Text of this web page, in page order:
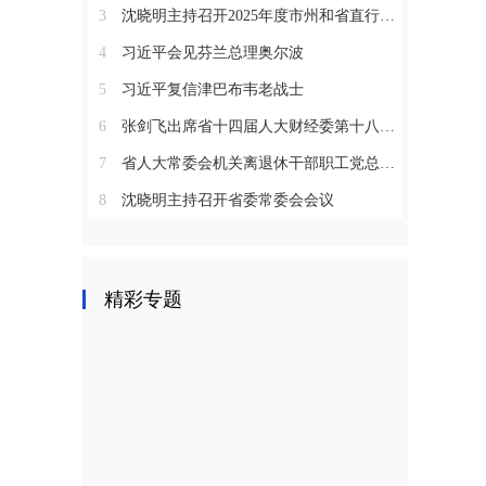
3 沈晓明主持召开2025年度市州和省直行业系统党（工）委书记抓基层党建工作述职评议会议
4 习近平会见芬兰总理奥尔波
5 习近平复信津巴布韦老战士
6 张剑飞出席省十四届人大财经委第十八次全体会议
7 省人大常委会机关离退休干部职工党总支召开2025年度总结表彰大会
8 沈晓明主持召开省委常委会会议
精彩专题